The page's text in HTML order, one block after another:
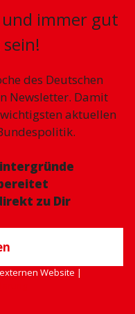
immer gut
des Deutschen
Newsletter. Damit
aktuellen
zu Dir
Website |